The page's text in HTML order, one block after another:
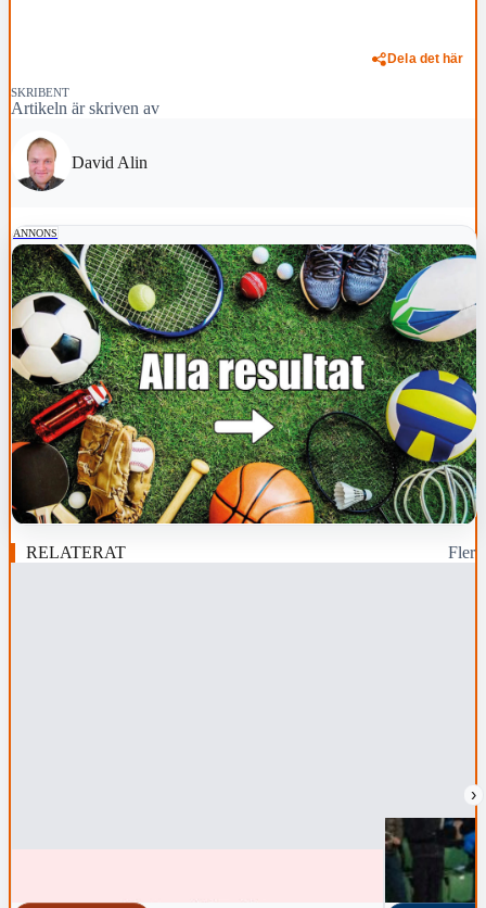
Dela det här
SKRIBENT
Artikeln är skriven av
David Alin
ANNONS
RELATERAT Fler
›